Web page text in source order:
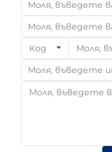
Код